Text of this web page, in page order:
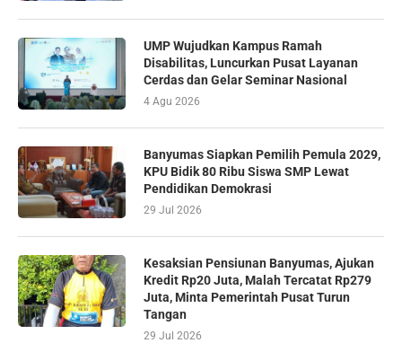
UMP Wujudkan Kampus Ramah
Disabilitas, Luncurkan Pusat Layanan
Cerdas dan Gelar Seminar Nasional
4 Agu 2026
Banyumas Siapkan Pemilih Pemula 2029,
KPU Bidik 80 Ribu Siswa SMP Lewat
Pendidikan Demokrasi
29 Jul 2026
Kesaksian Pensiunan Banyumas, Ajukan
Kredit Rp20 Juta, Malah Tercatat Rp279
Juta, Minta Pemerintah Pusat Turun
Tangan
29 Jul 2026